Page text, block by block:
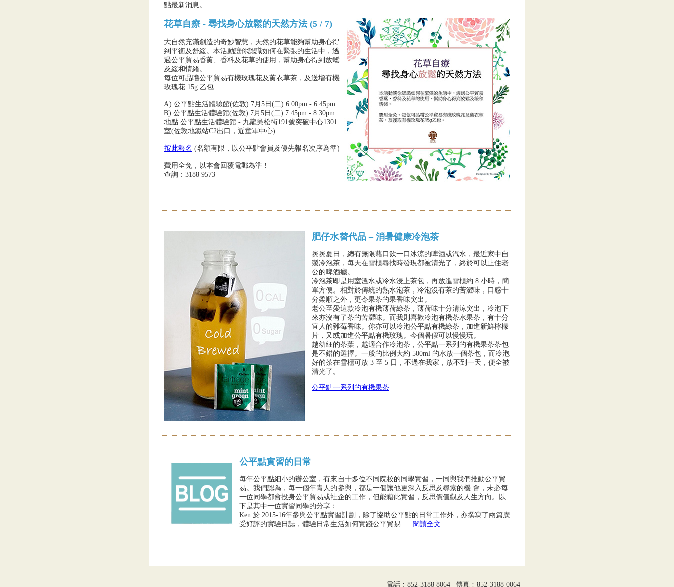
點最新消息。
花草自療 - 尋找身心放鬆的天然方法 (5 / 7)
大自然充滿創造的奇妙智慧，天然的花草能夠幫助身心得
到平衡及舒緩。本活動讓你認識如何在緊張的生活中，透
過公平貿易香薰、香料及花草的使用，幫助身心得到放鬆
及緩和情緒。
每位可品嚐公平貿易有機玫瑰花及薰衣草茶，及送增有機
玫瑰花 15g 乙包
A) 公平點生活體驗館(佐敦) 7月5日(二) 6:00pm - 6:45pm
B) 公平點生活體驗館(佐敦) 7月5日(二) 7:45pm - 8:30pm
地點:公平點生活體驗館 - 九龍吳松街191號突破中心1301
室(佐敦地鐵站C2出口，近童軍中心)
按此報名 (名額有限，以公平點會員及優先報名次序為準)
費用全免，以本會回覆電郵為準 !
查詢：3188 9573
肥仔水替代品 – 消暑健康冷泡茶
炎炎夏日，總有無限藉口飲一口冰涼的啤酒或汽水，最近家中自
製冷泡茶，每天在雪櫃尋找時發現都被清光了，終於可以止住老
公的啤酒癮。
冷泡茶即是用室溫水或冷水浸上茶包，再放進雪櫃約 8 小時，簡
單方便。相對於傳統的熱水泡茶，冷泡沒有茶的苦澀味，口感十
分柔順之外，更令果茶的果香味突出。
老公至愛這款冷泡有機薄荷綠茶，薄荷味十分清涼突出，冷泡下
來亦沒有了茶的苦澀味。而我則喜歡冷泡有機茶水果茶，有十分
宜人的雜莓香味。你亦可以冷泡公平點有機綠茶，加進新鮮檸檬
片，又或加進公平點有機玫瑰。今個暑假可以慢慢玩。
越幼細的茶葉，越適合作冷泡茶，公平點一系列的有機果茶茶包
是不錯的選擇。一般的比例大約 500ml 的水放一個茶包，而冷泡
好的茶在雪櫃可放 3 至 5 日，不過在我家，放不到一天，便全被
清光了。
公平點一系列的有機果茶
公平點實習的日常
每年公平點細小的辦公室，有來自十多位不同院校的同學實習，一同與我們推動公平貿
易。我們認為，每一個年青人的參與，都是一個讓他更深入反思及尋索的機 會，未必每
一位同學都會投身公平貿易或社企的工作，但能藉此實習，反思價值觀及人生方向。以
下是其中一位實習同學的分享：
Ken 於 2015-16年參與公平點實習計劃，除了協助公平點的日常工作外，亦撰寫了兩篇廣
受好評的實驗日誌，體驗日常生活如何實踐公平貿易......閱讀全文
電話﹕852-3188 8064 | 傳真﹕852-3188 0064